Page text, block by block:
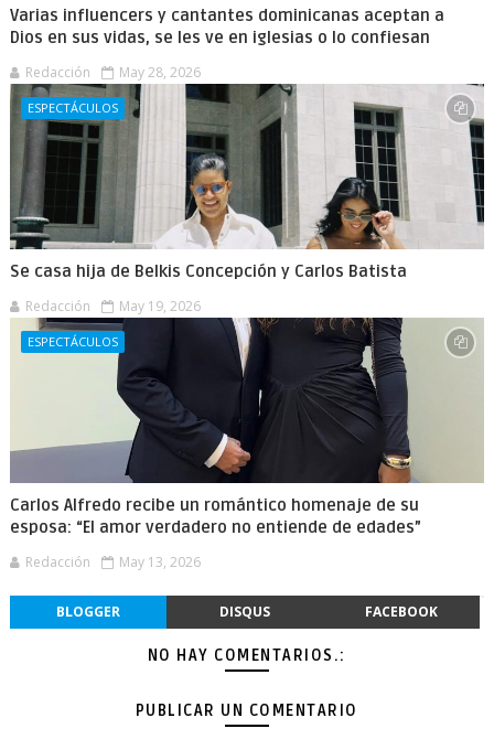
Varias influencers y cantantes dominicanas aceptan a
Dios en sus vidas, se les ve en iglesias o lo confiesan
Redacción May 28, 2026
ESPECTÁCULOS
Se casa hija de Belkis Concepción y Carlos Batista
Redacción May 19, 2026
ESPECTÁCULOS
Carlos Alfredo recibe un romántico homenaje de su
esposa: “El amor verdadero no entiende de edades”
Redacción May 13, 2026
BLOGGER DISQUS FACEBOOK
NO HAY COMENTARIOS.:
PUBLICAR UN COMENTARIO